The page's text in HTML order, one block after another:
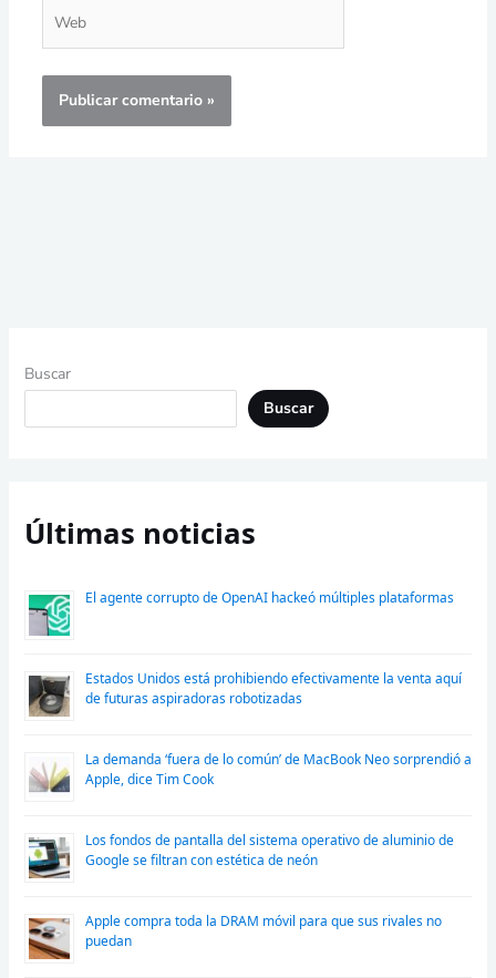
Buscar
Buscar
Últimas noticias
El agente corrupto de OpenAI hackeó múltiples plataformas
Estados Unidos está prohibiendo efectivamente la venta aquí
de futuras aspiradoras robotizadas
La demanda ‘fuera de lo común’ de MacBook Neo sorprendió a
Apple, dice Tim Cook
Los fondos de pantalla del sistema operativo de aluminio de
Google se filtran con estética de neón
Apple compra toda la DRAM móvil para que sus rivales no
puedan